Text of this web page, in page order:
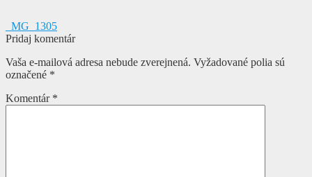
Navigácia
v
článku
Predchádzajúci
článok:
_MG_1305
Pridaj komentár
Vaša e-mailová adresa nebude zverejnená. Vyžadované polia sú
označené *
Komentár *